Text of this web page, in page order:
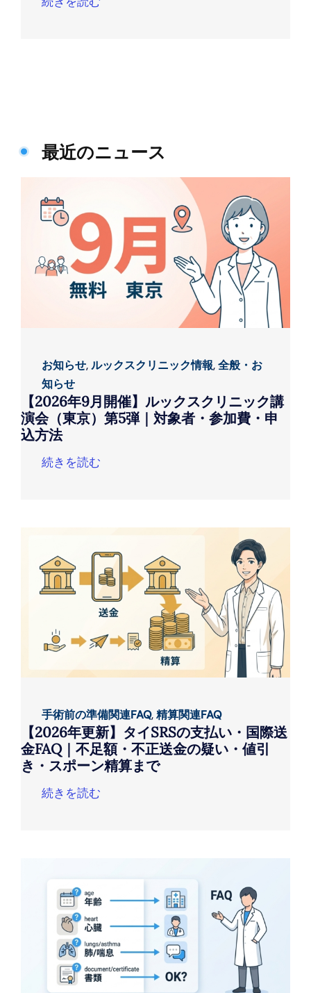
最近のニュース
お知らせ,ルックスクリニック情報,全般・お
知らせ
【2026年9月開催】ルックスクリニック講
演会（東京）第5弾｜対象者・参加費・申
込方法
続きを読む
手術前の準備関連FAQ,精算関連FAQ
【2026年更新】タイSRSの支払い・国際送
金FAQ｜不足額・不正送金の疑い・値引
き・スポーン精算まで
続きを読む